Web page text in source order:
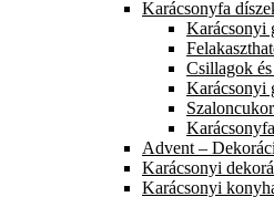
Karácsonyfa
Karácsonyi
Csillagok
Karácsonyi
Advent –
Karácsonyi
Karácsonyi